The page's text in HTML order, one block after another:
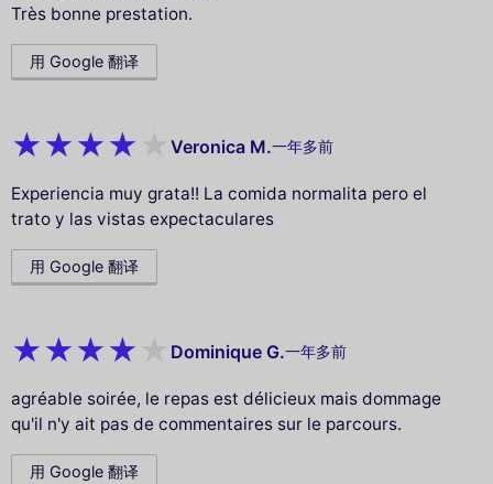
Très bonne prestation.
用 Google 翻译
Veronica M.一年多前
Experiencia muy grata!! La comida normalita pero el
trato y las vistas expectaculares
用 Google 翻译
Dominique G.一年多前
agréable soirée, le repas est délicieux mais dommage
qu'il n'y ait pas de commentaires sur le parcours.
用 Google 翻译